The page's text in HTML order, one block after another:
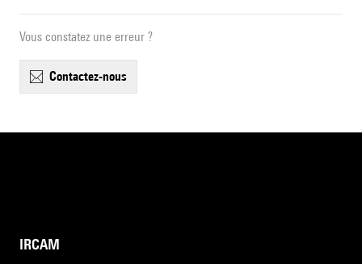
Vous constatez une erreur ?
contactez-nous
IRCAM